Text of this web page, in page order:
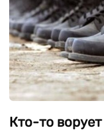
Кто-то